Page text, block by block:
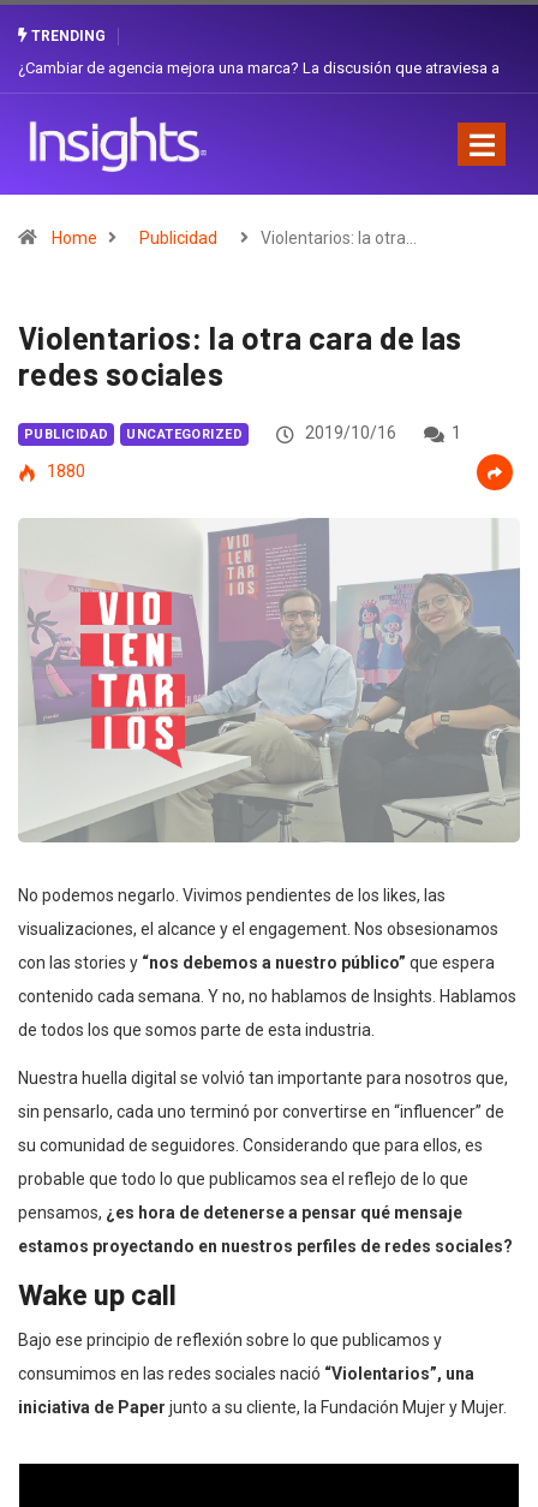
TRENDING
¿Cambiar de agencia mejora una marca? La discusión que atraviesa a
Home Publicidad Violentarios: la otra…
Violentarios: la otra cara de las
redes sociales
PUBLICIDAD UNCATEGORIZED 2019/10/16
1
1880
No podemos negarlo. Vivimos pendientes de los likes, las
visualizaciones, el alcance y el engagement. Nos obsesionamos
con las stories y “nos debemos a nuestro público” que espera
contenido cada semana. Y no, no hablamos de Insights. Hablamos
de todos los que somos parte de esta industria.
Nuestra huella digital se volvió tan importante para nosotros que,
sin pensarlo, cada uno terminó por convertirse en “influencer” de
su comunidad de seguidores. Considerando que para ellos, es
probable que todo lo que publicamos sea el reflejo de lo que
pensamos, ¿es hora de detenerse a pensar qué mensaje
estamos proyectando en nuestros perfiles de redes sociales?
Wake up call
Bajo ese principio de reflexión sobre lo que publicamos y
consumimos en las redes sociales nació “Violentarios”, una
iniciativa de Paper junto a su cliente, la Fundación Mujer y Mujer.